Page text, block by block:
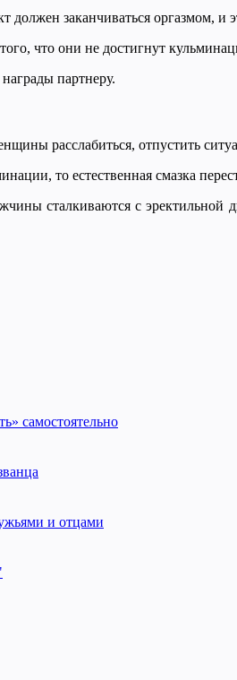
заканчиваться оргазмом, и
что они не достигнут
партнеру.
расслабиться, отпустить
то естественная смазка
сталкиваются с эректильной
самостоятельно
и отцами